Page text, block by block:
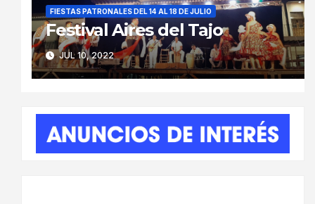
FIESTAS PATRONALES DEL 14 AL 18 DE JULIO
Festival Aires del Tajo
JUL 10, 2022